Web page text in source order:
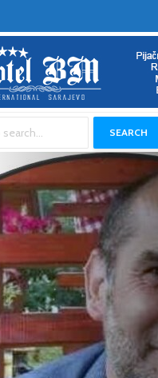
SEARCH